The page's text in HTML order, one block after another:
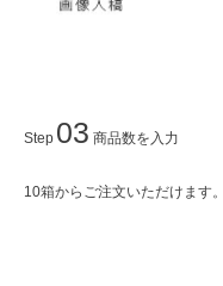
Step 03 商品数を入力
10箱からご注文いただけます。